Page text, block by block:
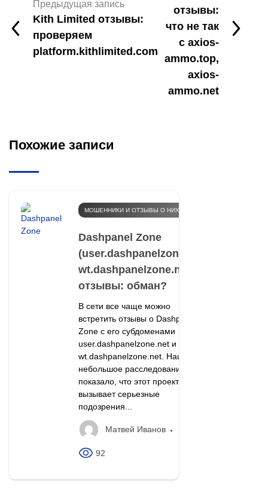
Предыдущая запись
Kith Limited отзывы:
проверяем
platform.kithlimited.com
отзывы:
что не так
с axios-
ammo.top,
axios-
ammo.net
Похожие записи
МОШЕННИКИ И ОТЗЫВЫ О НИХ
Dashpanel Zone
(user.dashpanelzone.net,
wt.dashpanelzone.net)
отзывы: обман?
В сети все чаще можно
встретить отзывы о Dashpanel
Zone с его субдоменами
user.dashpanelzone.net и
wt.dashpanelzone.net. Наше
небольшое расследование
показало, что этот проект
вызывает серьезные
подозрения...
Матвей Иванов
92